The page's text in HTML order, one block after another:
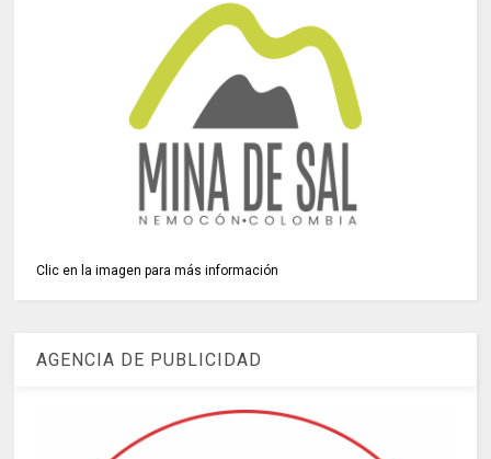
Clic en la imagen para más información
AGENCIA DE PUBLICIDAD